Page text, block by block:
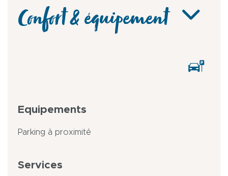
Confort & équipement
Equipements
Parking à proximité
Services